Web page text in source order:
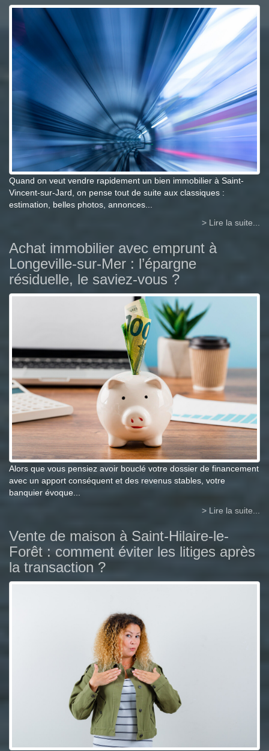
Quand on veut vendre rapidement un bien immobilier à Saint-
Vincent-sur-Jard, on pense tout de suite aux classiques :
estimation, belles photos, annonces...
> Lire la suite...
Achat immobilier avec emprunt à
Longeville-sur-Mer : l’épargne
résiduelle, le saviez-vous ?
Alors que vous pensiez avoir bouclé votre dossier de financement
avec un apport conséquent et des revenus stables, votre
banquier évoque...
> Lire la suite...
Vente de maison à Saint-Hilaire-le-
Forêt : comment éviter les litiges après
la transaction ?